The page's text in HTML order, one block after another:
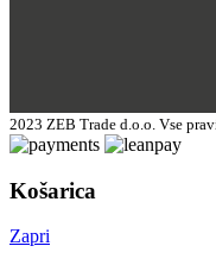
2023 ZEB Trade d.o.o. Vse
Košarica
Zapri